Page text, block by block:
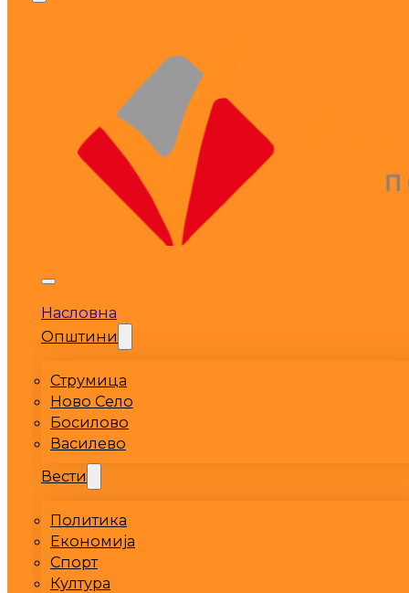
Насловна
Општини
Струмица
Ново Село
Босилово
Василево
Вести
Политика
Економија
Спорт
Култура